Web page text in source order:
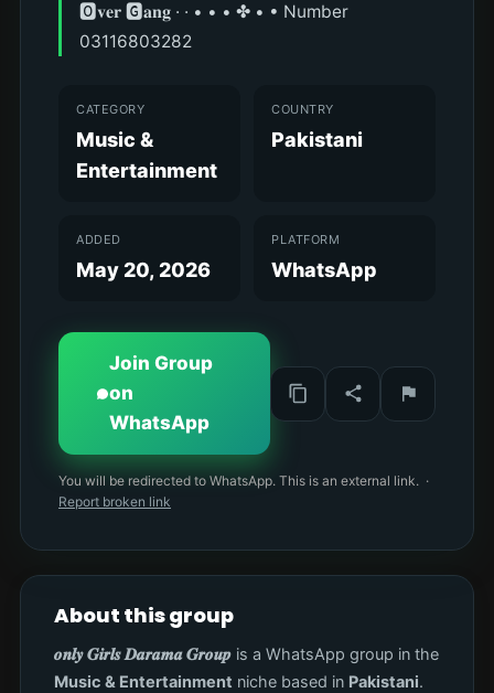
🅾𝐯𝐞𝐫 🅶𝐚𝐧𝐠 · · • • • ✤ • • Number
03116803282
CATEGORY
Music &
Entertainment
COUNTRY
Pakistani
ADDED
May 20, 2026
PLATFORM
WhatsApp
Join Group
on
WhatsApp
You will be redirected to WhatsApp. This is an external link. ·
Report broken link
About this group
𝒐𝒏𝒍𝒚 𝑮𝒊𝒓𝒍𝒔 𝑫𝒂𝒓𝒂𝒎𝒂 𝑮𝒓𝒐𝒖𝒑 is a WhatsApp group in the
Music & Entertainment niche based in Pakistani.